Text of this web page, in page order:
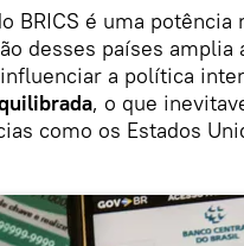
BRICS é uma potência
desses países amplia
a política
, o que
como os Estados